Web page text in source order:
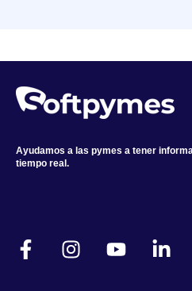
Ayudamos a las pymes a tener
tiempo real.